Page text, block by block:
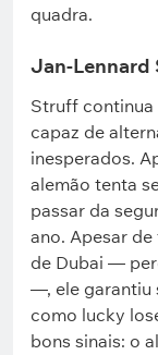
quadra.
Jan-Lennard
Struff continua
capaz de
inesperados.
alemão tenta
passar da
ano. Apesar
de Dubai —
—, ele garantiu
como lucky
bons sinais: o